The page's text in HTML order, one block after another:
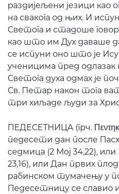
раздијељени језици као
на свакога од њих. И
Светога и стадоше
као што им Дух даваше да
се испуни оно што је
ученицима пред одлазак
Светога духа одмах је
Св. Петар након тога
три хиљаде људи за
ПЕДЕСЕТНИЦА (грч.
педесети дан после
седмица (2 Мој 34,22),
23,16), или Дан првих
рабинском тумачењу у
Педесетницу се славио